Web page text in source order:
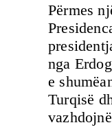
Përmes
nga
e
Turqisë